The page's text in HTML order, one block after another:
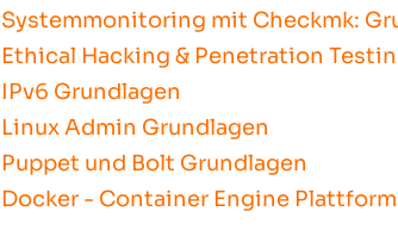
Systemmonitoring mit Checkmk:
Ethical Hacking & Penetration
IPv6 Grundlagen
Linux Admin Grundlagen
Puppet und Bolt Grundlagen
Docker - Container Engine